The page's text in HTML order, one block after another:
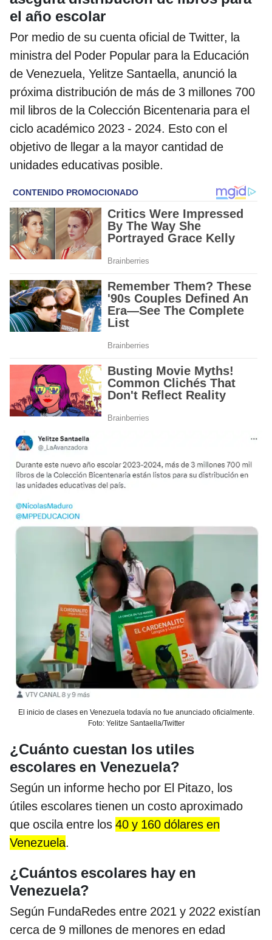
el año escolar
Por medio de su cuenta oficial de Twitter, la
ministra del Poder Popular para la Educación
de Venezuela, Yelitze Santaella, anunció la
próxima distribución de más de 3 millones 700
mil libros de la Colección Bicentenaria para el
ciclo académico 2023 - 2024. Esto con el
objetivo de llegar a la mayor cantidad de
unidades educativas posible.
El inicio de clases en Venezuela todavía no fue anunciado oficialmente.
Foto: Yelitze Santaella/Twitter
¿Cuánto cuestan los utiles
escolares en Venezuela?
Según un informe hecho por El Pitazo, los
útiles escolares tienen un costo aproximado
que oscila entre los 40 y 160 dólares en
Venezuela.
¿Cuántos escolares hay en
Venezuela?
Según FundaRedes entre 2021 y 2022 existían
cerca de 9 millones de menores en edad